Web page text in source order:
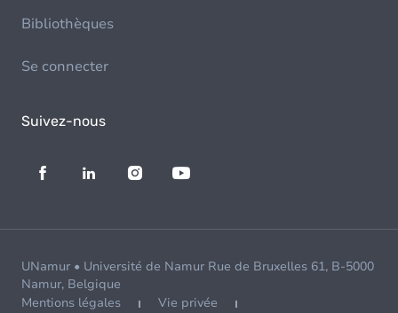
Bibliothèques
Se connecter
Suivez-nous
UNamur • Université de Namur Rue de Bruxelles 61, B-5000
Namur, Belgique
Mentions légales
Vie privée